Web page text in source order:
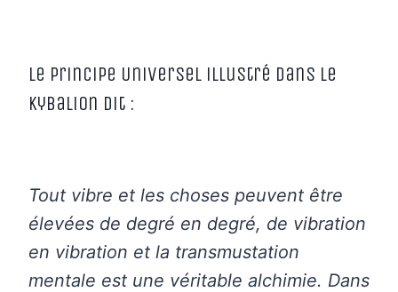
Le Principe Universel illustré dans le
Kybalion dit :
Tout vibre et les choses peuvent être
élevées de degré en degré, de vibration
en vibration et la transmustation
mentale est une véritable alchimie. Dans